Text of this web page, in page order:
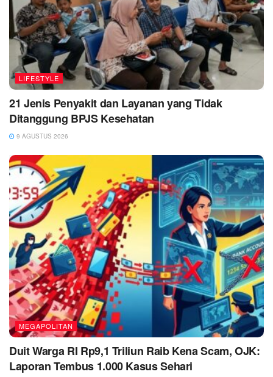
LIFESTYLE
21 Jenis Penyakit dan Layanan yang Tidak
Ditanggung BPJS Kesehatan
9 AGUSTUS 2026
MEGAPOLITAN
Duit Warga RI Rp9,1 Triliun Raib Kena Scam, OJK:
Laporan Tembus 1.000 Kasus Sehari